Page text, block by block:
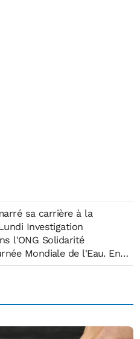
sa carrière à la
Investigation
l'ONG Solidarité
Mondiale de l'Eau. En
et participe à l'élaboration
Oh My Food et